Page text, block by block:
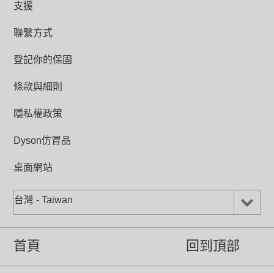
Dyson Pure Cool™空氣清淨氣流倍增器能掃遍整個房
間
藉由大範圍噴射的Air Multiplier™氣流倍增
機體更小重量更輕
他牌清淨空氣時需仰賴大型AC馬達和佔空
空間。
支援
聯繫方式
登記你的保固
條款與細則
隱私權政策
Dyson仿冒品
桌面網站
台灣 - Taiwan
首頁 回到頂部